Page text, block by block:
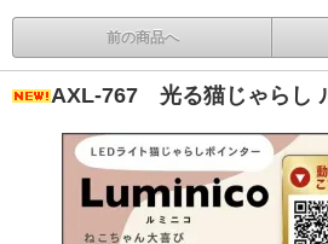
前の商品へ
AXL-767 光る猫じゃらし